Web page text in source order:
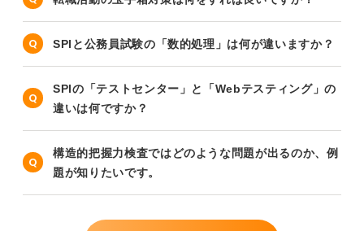
SPIと公務員試験の「数的処理」は何が違いますか？
SPIの「テストセンター」と「Webテスティング」の
違いは何ですか？
構造的把握力検査ではどのような問題が出るのか、例
題が知りたいです。